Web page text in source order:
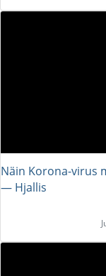
Näin Korona-virus
― Hjallis